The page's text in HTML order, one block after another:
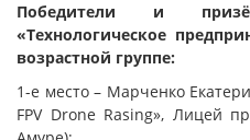
Победители и
«Технологическое
возрастной группе:
1-е место – Марченко
FPV Drone Rasing», Лицей